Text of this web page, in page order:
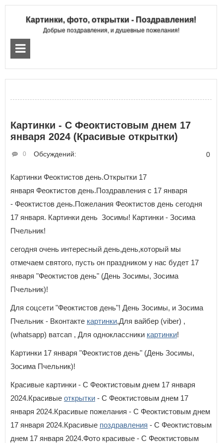
Картинки, фото, открытки - Поздравления!
Добрые поздравления, и душевные пожелания!
Картинки - С Феоктистовым днем 17
января 2024 (Красивые открытки)
Обсуждений:
0 0
Картинки Феоктистов день.Открытки 17
января Феоктистов день.Поздравления с 17 января
- Феоктистов день.Пожелания Феоктистов день сегодня
17 января. Картинки день Зосимы! Картинки - Зосима
Пчельник!
сегодня очень интересный день,день,который мы
отмечаем святого, пусть он праздником у нас будет 17
января "Феоктистов день" (День Зосимы, Зосима
Пчельник)!
Для соцсети "Феоктистов день"! День Зосимы, и Зосима
Пчельник - Вконтакте картинки,Для вайбер (viber) ,
(whatsapp) ватсап , Для одноклассники картинки!
Картинки 17 января "Феоктистов день" (День Зосимы,
Зосима Пчельник)!
Красивые картинки - С Феоктистовым днем 17 января
2024.Красивые открытки - С Феоктистовым днем 17
января 2024.Красивые пожелания - С Феоктистовым днем
17 января 2024.Красивые поздравления - С Феоктистовым
днем 17 января 2024.Фото красивые - С Феоктистовым